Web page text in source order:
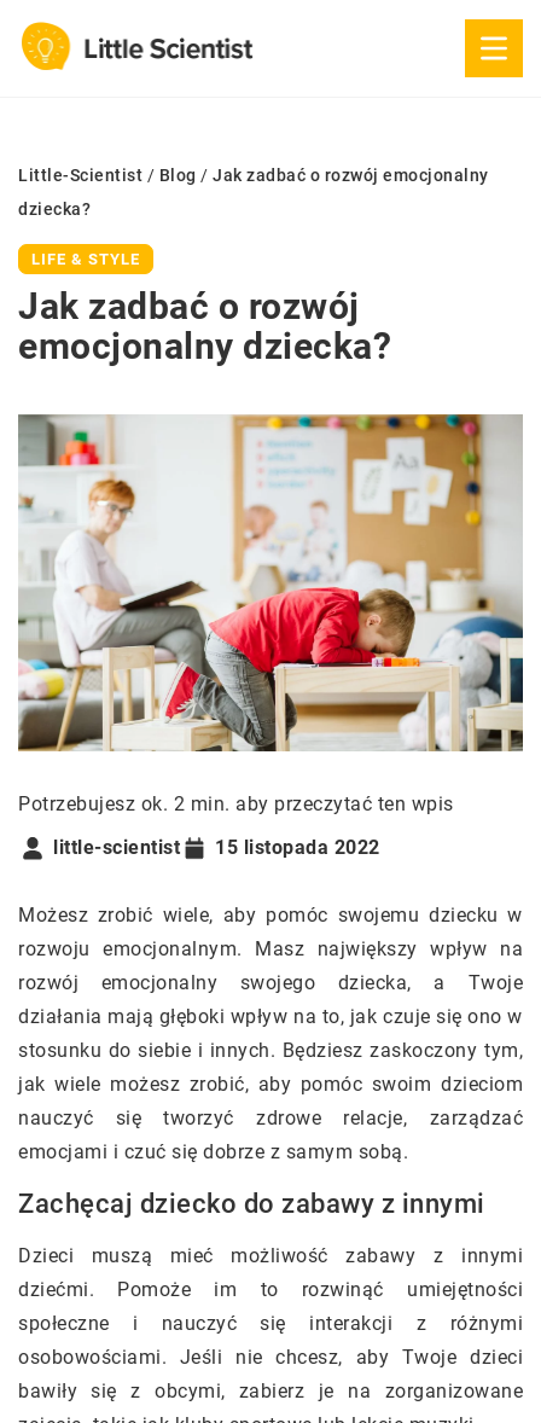
Little-Scientist / Blog / Jak zadbać o rozwój emocjonalny
dziecka?
LIFE & STYLE
Jak zadbać o rozwój
emocjonalny dziecka?
Potrzebujesz ok. 2 min. aby przeczytać ten wpis
little-scientist
15 listopada 2022
Możesz zrobić wiele, aby pomóc swojemu dziecku w
rozwoju emocjonalnym. Masz największy wpływ na
rozwój emocjonalny swojego dziecka, a Twoje
działania mają głęboki wpływ na to, jak czuje się ono w
stosunku do siebie i innych. Będziesz zaskoczony tym,
jak wiele możesz zrobić, aby pomóc swoim dzieciom
nauczyć się tworzyć zdrowe relacje, zarządzać
emocjami i czuć się dobrze z samym sobą.
Zachęcaj dziecko do zabawy z innymi
Dzieci muszą mieć możliwość zabawy z innymi
dziećmi. Pomoże im to rozwinąć umiejętności
społeczne i nauczyć się interakcji z różnymi
osobowościami. Jeśli nie chcesz, aby Twoje dzieci
bawiły się z obcymi, zabierz je na zorganizowane